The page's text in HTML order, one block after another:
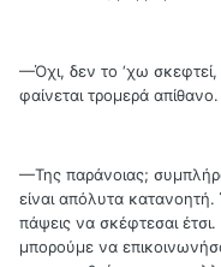
—Όχι, δεν το ‘χω
φαίνεται τρομερά
—Της παράνοιας;
είναι απόλυτα
πάψεις να σκέφτεσαι
μπορούμε να